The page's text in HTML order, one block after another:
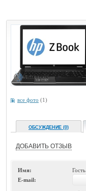
все фото (1)
ОБСУЖДЕНИЕ (0)
ДОБАВИТЬ ОТЗЫВ
Имя: Гость
E-mail: